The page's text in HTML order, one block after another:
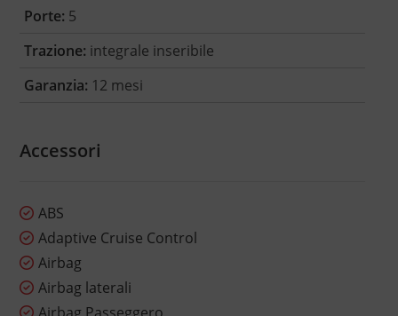
Porte: 5
Trazione: integrale inseribile
Garanzia: 12 mesi
Accessori
ABS
Adaptive Cruise Control
Airbag
Airbag laterali